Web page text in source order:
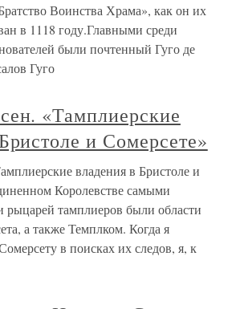
Воинства Храма», как он их
в 1118 году.Главными среди
были почтенный Гуго де
Гуго
«Тамплиерские
и Сомерсете»
владения в Бристоле и
Королевстве самыми
тамплиеров были области
а также Темплком. Когда я
в поисках их следов, я, к